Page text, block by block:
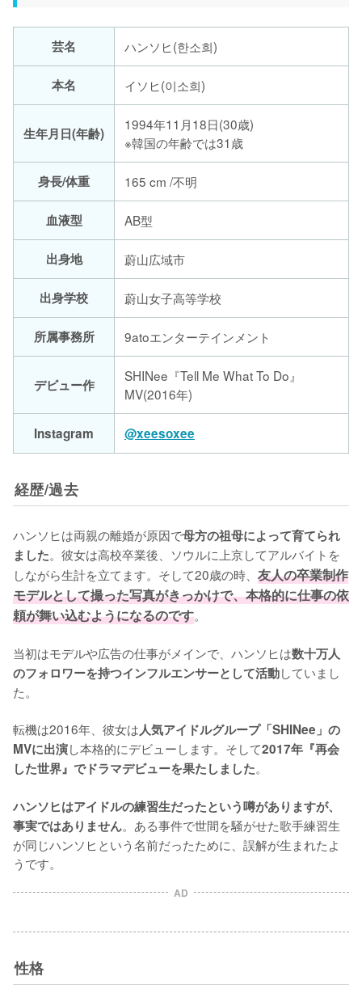
芸名 ハンソヒ(한소희)
本名 イソヒ(이소희)
生年月日(年齢)
1994年11月18日(30歳)
※韓国の年齢では31歳
身長/体重 165 cm /不明
血液型 AB型
出身地 蔚山広域市
出身学校 蔚山女子高等学校
所属事務所 9atoエンターテインメント
デビュー作
SHINee『Tell Me What To Do』
MV(2016年)
Instagram @xeesoxee
経歴/過去
ハンソヒは両親の離婚が原因で母方の祖母によって育てられ
ました。彼女は高校卒業後、ソウルに上京してアルバイトを
しながら生計を立てます。そして20歳の時、 友人の卒業制作
モデルとして撮った写真がきっかけで、本格的に仕事の依
頼が舞い込むようになるのです。
当初はモデルや広告の仕事がメインで、ハンソヒは数十万人
のフォロワーを持つインフルエンサーとして活動していまし
た。
転機は2016年、彼女は人気アイドルグループ「SHINee」の
MVに出演し本格的にデビューします。そして2017年『再会
した世界』でドラマデビューを果たしました。
ハンソヒはアイドルの練習生だったという噂がありますが、
事実ではありません。ある事件で世間を騒がせた歌手練習生
が同じハンソヒという名前だったために、誤解が生まれたよ
うです。
AD
性格